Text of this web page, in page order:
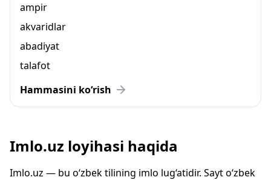
ampir
akvaridlar
abadiyat
talafot
Hammasini ko‘rish
Imlo.uz loyihasi haqida
Imlo.uz — bu o‘zbek tilining imlo lug‘atidir. Sayt o‘zbek